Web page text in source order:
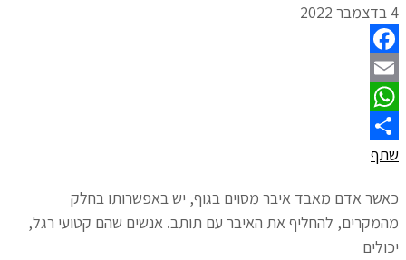
4 בדצמבר 2022
Facebook
Email
WhatsApp
שתף
כאשר אדם מאבד איבר מסוים בגוף, יש באפשרותו בחלק
מהמקרים, להחליף את האיבר עם תותב. אנשים שהם קטועי רגל,
יכולים